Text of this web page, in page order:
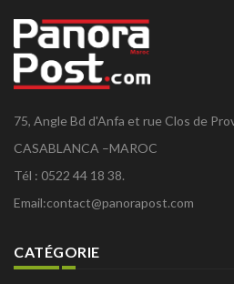
75, Angle Bd d'Anfa et rue Clos de
CASABLANCA –MAROC
Tél : 0522 44 18 38.
Email:contact@panorapost.com
CATÉGORIE